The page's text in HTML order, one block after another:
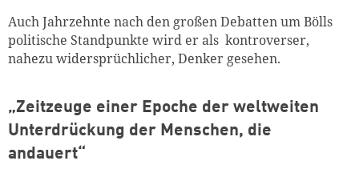
Auch Jahrzehnte nach den großen Debatten um Bölls
politische Standpunkte wird er als kontroverser,
nahezu widersprüchlicher, Denker gesehen.
„Zeitzeuge einer Epoche der weltweiten
Unterdrückung der Menschen, die
andauert“